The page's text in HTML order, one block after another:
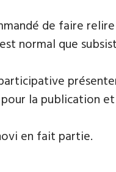
de faire
normal que
la publication
en fait partie.